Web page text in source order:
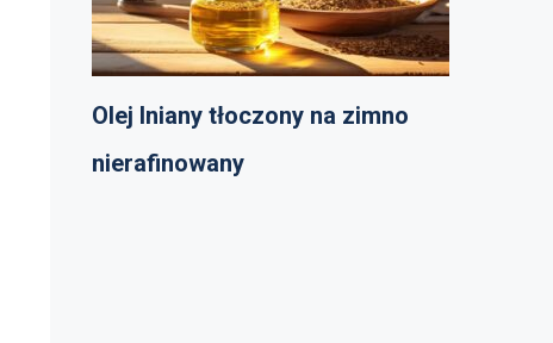
Olej lniany tłoczony na zimno
nierafinowany